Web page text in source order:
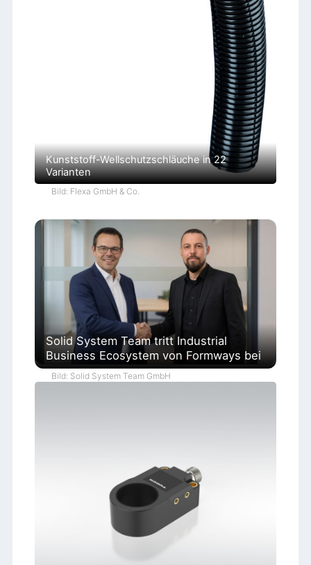
Kunststoff-Wellschutzschläuche in 22
Varianten
Bild: Flexa GmbH & Co.
Solid System Team tritt Industrial
Business Ecosystem von Formways bei
Bild: Solid System Team GmbH